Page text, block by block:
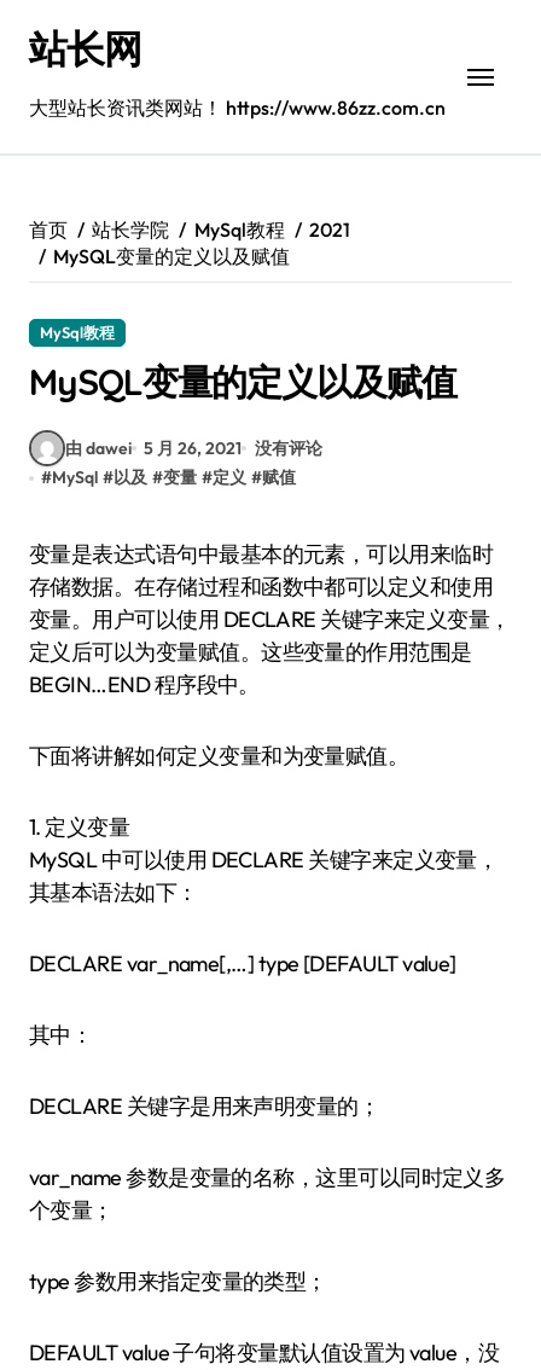
站长网
大型站长资讯类网站！ https://www.86zz.com.cn
首页 站长学院 MySql教程
2021
MySQL变量的定义以及赋值
MySql教程
MySQL变量的定义以及赋值
由 dawei 5 月 26, 2021 没有评论
#MySql #以及 #变量 #定义 #赋值
变量是表达式语句中最基本的元素，可以用来临时
存储数据。在存储过程和函数中都可以定义和使用
变量。用户可以使用 DECLARE 关键字来定义变量，
定义后可以为变量赋值。这些变量的作用范围是
BEGIN…END 程序段中。
下面将讲解如何定义变量和为变量赋值。
1. 定义变量
MySQL 中可以使用 DECLARE 关键字来定义变量，
其基本语法如下：
DECLARE var_name[,…] type [DEFAULT value]
其中：
DECLARE 关键字是用来声明变量的；
var_name 参数是变量的名称，这里可以同时定义多
个变量；
type 参数用来指定变量的类型；
DEFAULT value 子句将变量默认值设置为 value，没